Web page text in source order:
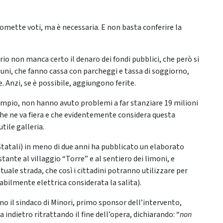
voti, ma è necessaria. E non basta conferire la
manca certo il denaro dei fondi pubblici, che però si
che fanno cassa con parcheggi e tassa di soggiorno,
se è possibile, aggiungono ferite.
non hanno avuto problemi a far stanziare 19 milioni
ne va fiera e che evidentemente considera questa
galleria.
in meno di due anni ha pubblicato un elaborato
al villaggio “Torre” e al sentiero dei limoni, e
strada, che così i cittadini potranno utilizzare per
elettrica considerata la salita).
il sindaco di Minori, primo sponsor dell’intervento,
ritrattando il fine dell’opera, dichiarando: “non